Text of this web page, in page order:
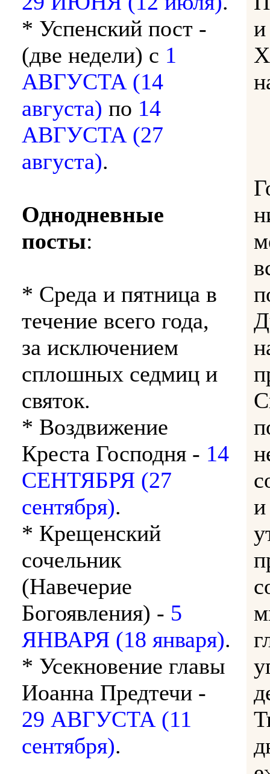
* Успенский пост -
(две недели) с 1
АВГУСТА (14
августа) по 14
АВГУСТА (27
августа).
Однодневные
посты:
* Среда и пятница в
течение всего года,
за исключением
сплошных седмиц и
святок.
* Воздвижение
Креста Господня - 14
СЕНТЯБРЯ (27
сентября).
* Крещенский
сочельник
(Навечерие
Богоявления) - 5
ЯНВАРЯ (18 января).
* Усекновение главы
Иоанна Предтечи -
29 АВГУСТА (11
сентября).
и